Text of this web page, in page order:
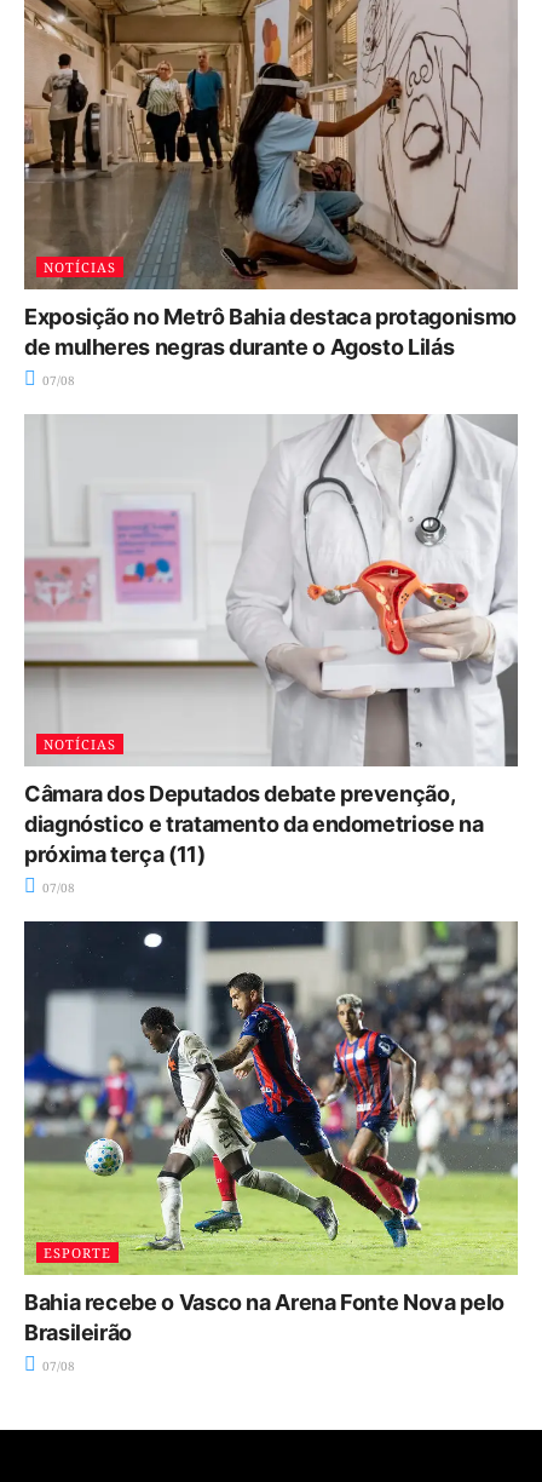
NOTÍCIAS
Exposição no Metrô Bahia destaca protagonismo
de mulheres negras durante o Agosto Lilás
07/08
NOTÍCIAS
Câmara dos Deputados debate prevenção,
diagnóstico e tratamento da endometriose na
próxima terça (11)
07/08
ESPORTE
Bahia recebe o Vasco na Arena Fonte Nova pelo
Brasileirão
07/08